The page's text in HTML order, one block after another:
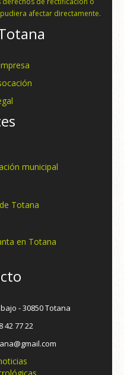
afectar directamente.
municipal
Totana
en Totana
- 30850 Totana
42 77 22